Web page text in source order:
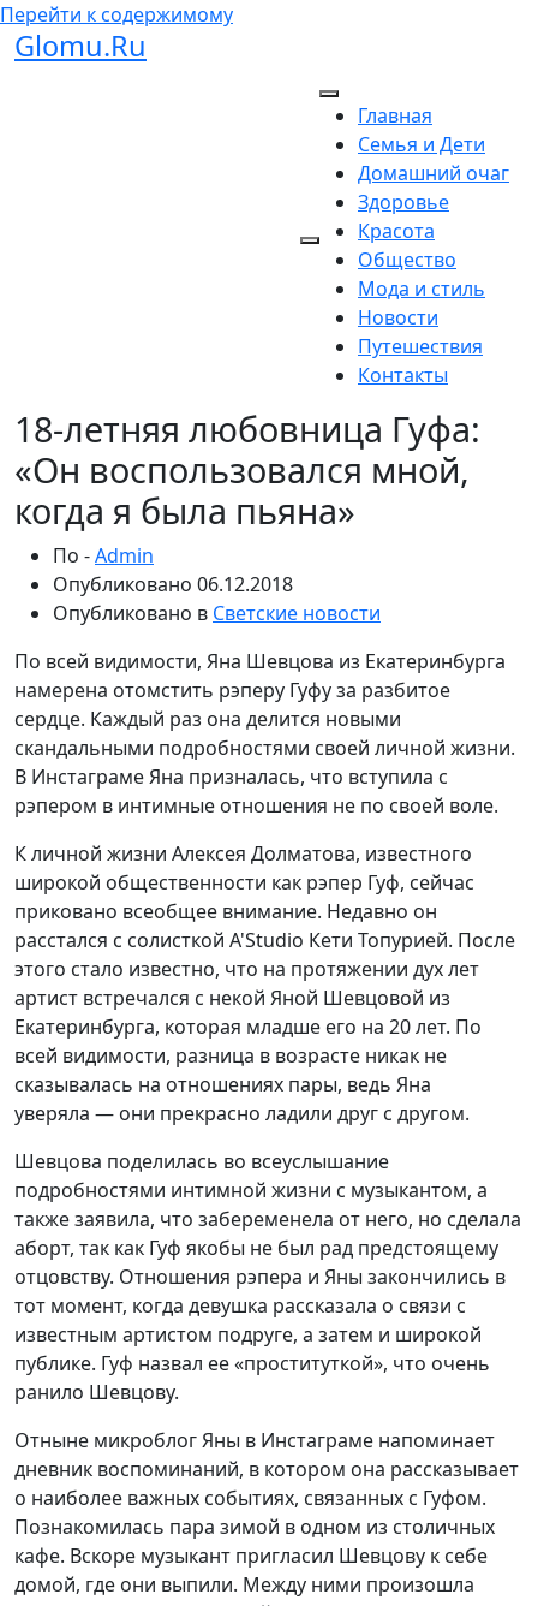
Перейти к содержимому
Glomu.Ru
Главная
Семья и Дети
Домашний очаг
Здоровье
Красота
Общество
Мода и стиль
Новости
Путешествия
Контакты
18-летняя любовница Гуфа:
«Он воспользовался мной,
когда я была пьяна»
По -Admin
Опубликовано 06.12.2018
Опубликовано в Светские новости
По всей видимости, Яна Шевцова из Екатеринбурга
намерена отомстить рэперу Гуфу за разбитое
сердце. Каждый раз она делится новыми
скандальными подробностями своей личной жизни.
В Инстаграме Яна призналась, что вступила с
рэпером в интимные отношения не по своей воле.
К личной жизни Алексея Долматова, известного
широкой общественности как рэпер Гуф, сейчас
приковано всеобщее внимание. Недавно он
расстался с солисткой A'Studio Кети Топурией. После
этого стало известно, что на протяжении дух лет
артист встречался с некой Яной Шевцовой из
Екатеринбурга, которая младше его на 20 лет. По
всей видимости, разница в возрасте никак не
сказывалась на отношениях пары, ведь Яна
уверяла — они прекрасно ладили друг с другом.
Шевцова поделилась во всеуслышание
подробностями интимной жизни с музыкантом, а
также заявила, что забеременела от него, но сделала
аборт, так как Гуф якобы не был рад предстоящему
отцовству. Отношения рэпера и Яны закончились в
тот момент, когда девушка рассказала о связи с
известным артистом подруге, а затем и широкой
публике. Гуф назвал ее «проституткой», что очень
ранило Шевцову.
Отныне микроблог Яны в Инстаграме напоминает
дневник воспоминаний, в котором она рассказывает
о наиболее важных событиях, связанных с Гуфом.
Познакомилась пара зимой в одном из столичных
кафе. Вскоре музыкант пригласил Шевцову к себе
домой, где они выпили. Между ними произошла